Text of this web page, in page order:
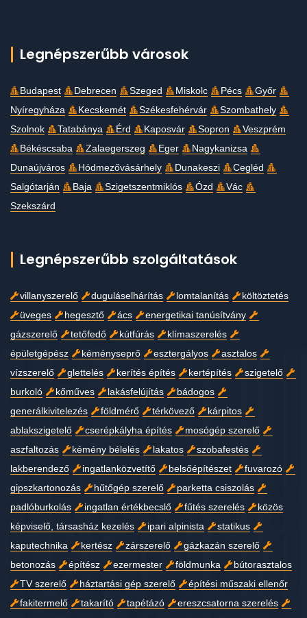
Legnépszerűbb városok
Budapest Debrecen Szeged Miskolc Pécs
Győr
Nyíregyháza
Kecskemét Székesfehérvár
Szombathely
Szolnok
Tatabánya Érd Kaposvár Sopron
Veszprém
Békéscsaba
Zalaegerszeg Eger
Nagykanizsa
Dunaújváros
Hódmezővásárhely Dunakeszi
Cegléd
Salgótarján
Baja Szigetszentmiklós Ózd
Vác
Szekszárd
Legnépszerűbb szolgáltatások
villanyszerelő duguláselhárítás lomtalanítás
költöztetés
üveges
hegesztő ács
energetikai tanúsítvány
gázszerelő
tetőfedő kútfúrás
klímaszerelés
épületgépész
kéményseprő esztergályos
asztalos
vízszerelő
glettelés kerítés építés kertépítés
szigetelő
burkoló
kőműves lakásfelújítás
bádogos
generálkivitelezés
földmérő térkövező
kárpitos
ablakszigetelő
cserépkályha építés
mosógép szerelő
aszfaltozás
kémény bélelés lakatos
szobafestés
lakberendező
ingatlanközvetítő belsőépítészet
fuvarozó
gipszkartonozás
hűtőgép szerelő
parketta csiszolás
padlóburkolás
ingatlan értékbecslő fűtés szerelés
közös
képviselő, társasház kezelés
ipari alpinista
statikus
kaputechnika
kertész zárszerelő
gázkazán szerelő
betonozás
építész ezermester földmunka
bútorasztalos
TV szerelő
háztartási gép szerelő
építési műszaki ellenőr
fakitermelő
takarító tapétázó
ereszcsatorna szerelés